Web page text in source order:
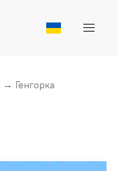
→ Генгорка